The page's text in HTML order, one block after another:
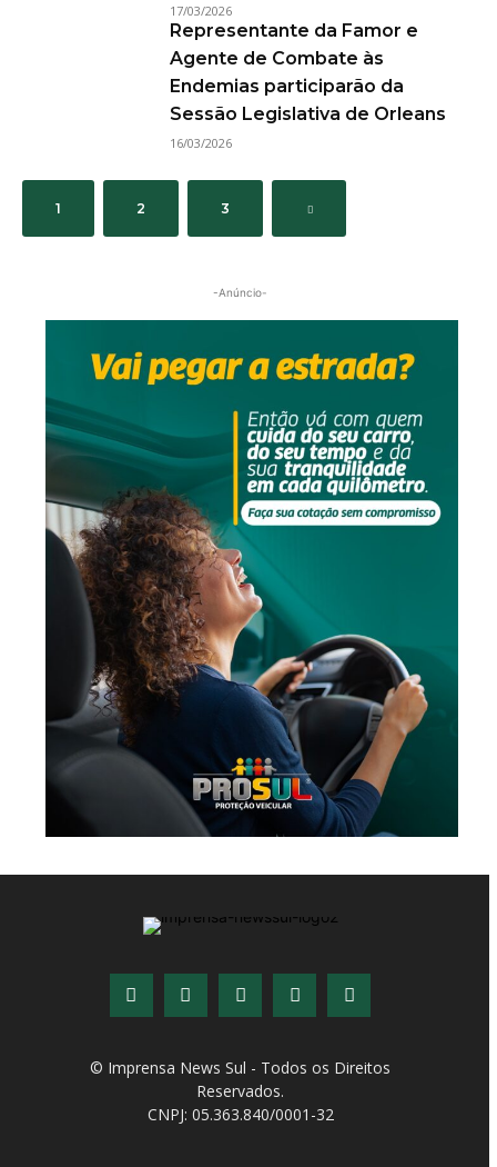
17/03/2026
Representante da Famor e
Agente de Combate às
Endemias participarão da
Sessão Legislativa de Orleans
16/03/2026
1 2 3
-Anúncio-
© Imprensa News Sul - Todos os Direitos
Reservados.
CNPJ: 05.363.840/0001-32